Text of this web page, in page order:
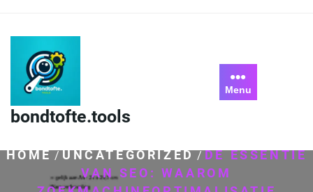
content
bondtofte.tools
Menu
HOME / UNCATEGORIZED / DE ESSENTIE
VAN SEO: WAAROM